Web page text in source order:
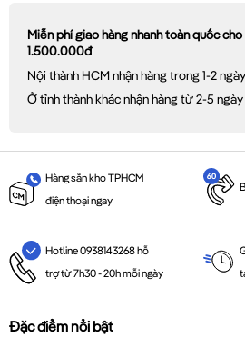
Miễn phí giao hàng nhanh toàn quốc
1.500.000đ
Nội thành HCM nhận hàng trong 1-2 ngày
Ở tỉnh thành khác nhận hàng từ 2-5 ngày
Hàng sẵn kho TPHCM
điện thoại ngay
Hotline 0938143268 hỗ
trợ từ 7h30 - 20h mỗi ngày
Đặc điểm nổi bật